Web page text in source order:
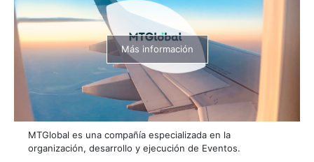
Más información
MTGlobal es una compañía especializada en la
organización, desarrollo y ejecución de Eventos.